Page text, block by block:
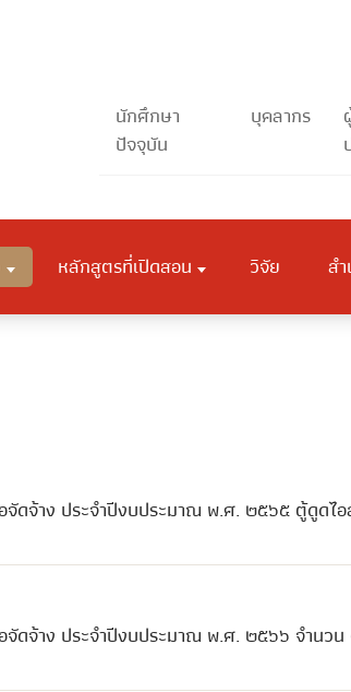
นักศึกษา
ปัจจุบัน
บุคลากร
หลักสูตรที่เปิดสอน วิจัย ส
ดจ้าง ประจำปีงบประมาณ พ.ศ. ๒๕๖๕ ตู้ดูดไอ
ดจ้าง ประจำปีงบประมาณ พ.ศ. ๒๕๖๖ จำนวน